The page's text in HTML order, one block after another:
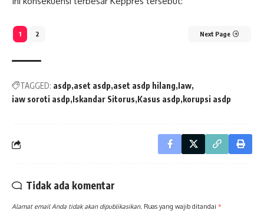
1 2 Next Page
TAGGED: asdp aset asdp aset asdp hilang Iaw
iaw soroti asdp Iskandar Sitorus Kasus asdp korupsi asdp
Tidak ada komentar
Alamat email Anda tidak akan dipublikasikan. Ruas yang wajib ditandai *